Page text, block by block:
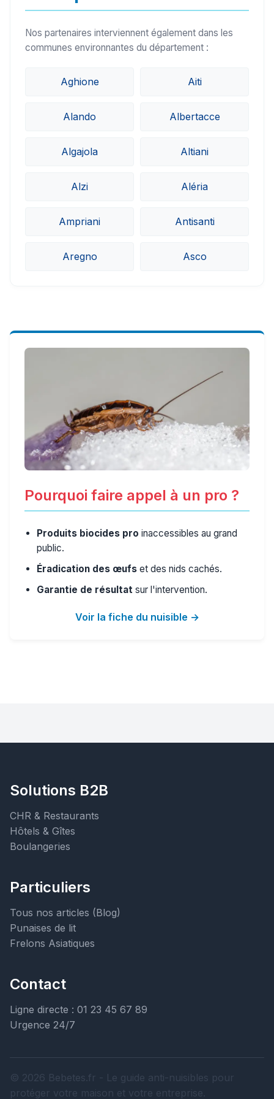
Nos partenaires interviennent également dans les
communes environnantes du département :
Aghione Aiti
Alando Albertacce
Algajola Altiani
Alzi Aléria
Ampriani Antisanti
Aregno Asco
Pourquoi faire appel à un pro ?
Produits biocides pro inaccessibles au grand
public.
Éradication des œufs et des nids cachés.
Garantie de résultat sur l'intervention.
Voir la fiche du nuisible →
Solutions B2B
CHR & Restaurants
Hôtels & Gîtes
Boulangeries
Particuliers
Tous nos articles (Blog)
Punaises de lit
Frelons Asiatiques
Contact
Ligne directe : 01 23 45 67 89
Urgence 24/7
© 2026 Bebetes.fr - Le guide anti-nuisibles pour
protéger votre maison et votre entreprise.